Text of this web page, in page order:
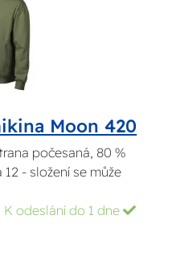
Moon 420
počesaná, 80 %
- složení se může
K odeslání do 1 dne